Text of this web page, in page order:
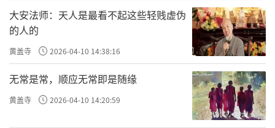
六州给契丹，承诺每年给契丹布帛三十万匹。
燕云十六州乃北部天然屏障，至此中原完全暴
露在契丹铁蹄之下。以後燕云十六州成为辽国
南下掠夺中原的基地，使北方社会经济遭到严
重破坏，贻害长达数百年。
历史上最黑暗最动荡的五代十国时期，也
大安法师：天人是最看不起这些轻贱虚伪
的人的
黄盖寺 2026-04-10 14:38:16
无常是常，顺应无常即是随缘
黄盖寺 2026-04-10 14:20:59